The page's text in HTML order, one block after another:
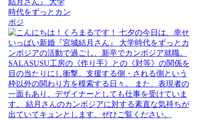
結月さん』 大学
時代をずっとカン
ボジ